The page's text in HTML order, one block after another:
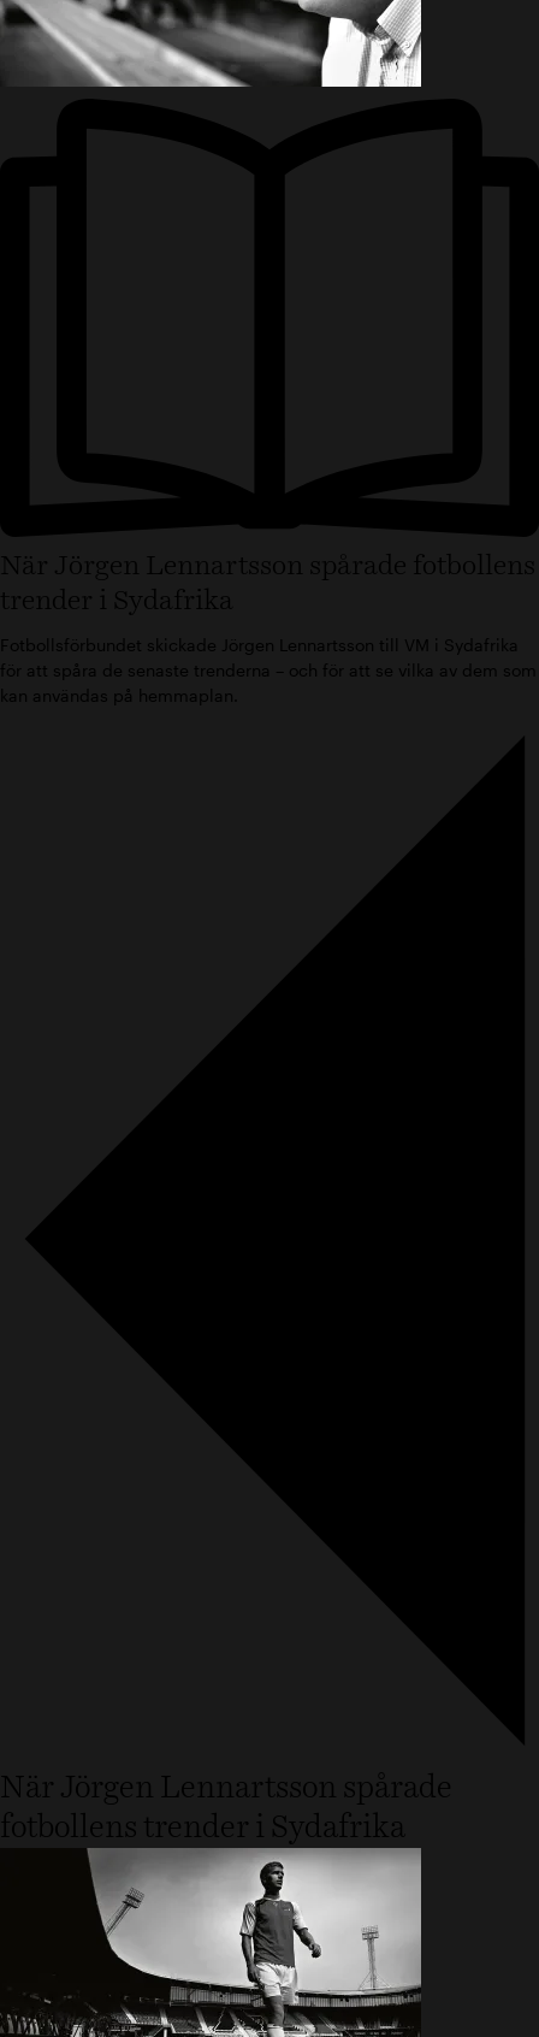
När Jörgen Lennartsson spårade fotbollens
trender i Sydafrika
Fotbollsförbundet skickade Jörgen L­ennartsson till VM i Sydafrika
för att spåra de senaste trenderna – och för att se vilka av dem som
kan användas på hemmaplan.
När Jörgen Lennartsson spårade
fotbollens trender i Sydafrika